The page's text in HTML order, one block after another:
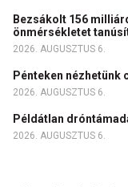
Bezsákolt 156
önmérsékletet
2026. AUGUSZTUS 6.
Pénteken nézhetünk
2026. AUGUSZTUS 6.
Példátlan
2026. AUGUSZTUS 6.